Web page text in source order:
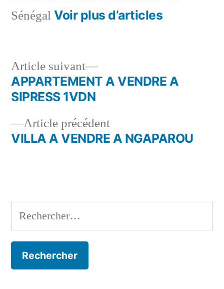
Sénégal Voir plus d’articles
Navigation
l’article
Article précédentArticle
précédent :
VILLA A VENDRE A NGAPAROU
Article suivant
Article
suivant :
APPARTEMENT A VENDRE A
SIPRESS 1VDN
Rechercher :